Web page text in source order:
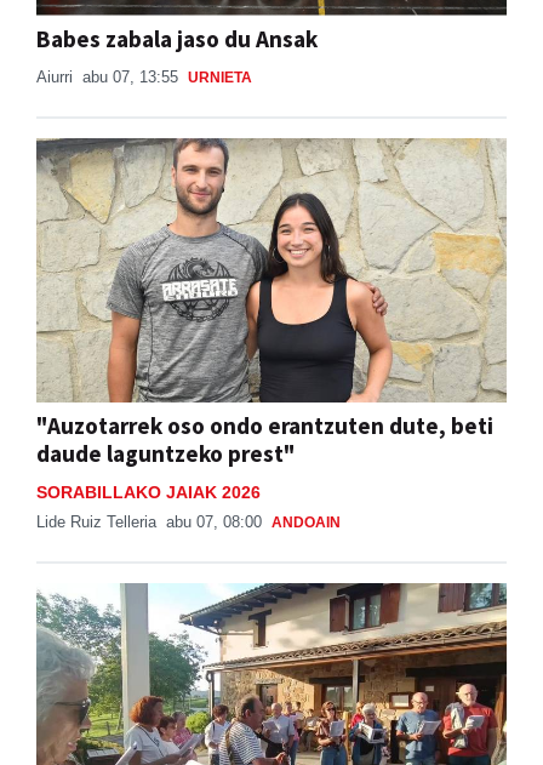
Babes zabala jaso du Ansak
Aiurri abu 07, 13:55 URNIETA
"Auzotarrek oso ondo erantzuten dute, beti
daude laguntzeko prest"
SORABILLAKO JAIAK 2026
Lide Ruiz Telleria abu 07, 08:00 ANDOAIN